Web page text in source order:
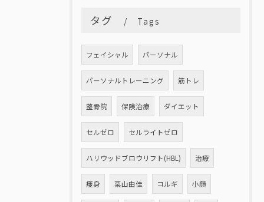
タグ Tags
フェイシャル パーソナル
パーソナルトレーニング 筋トレ
整骨院 保険治療 ダイエット
セルゼロ セルライトゼロ
ハリウッドブロウリフト(HBL) 治療
痩身 栗山由佳 コルギ 小顔